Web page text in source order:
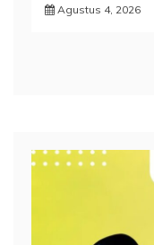
Agustus 4, 2026